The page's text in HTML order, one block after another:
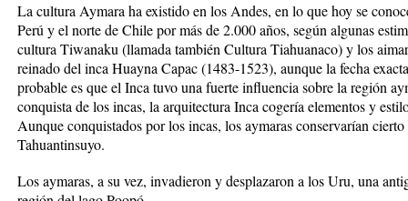
La cultura Aymara ha existido en los Andes, en lo que hoy se
Perú y el norte de Chile por más de 2.000 años, según algunas
cultura Tiwanaku (llamada también Cultura Tiahuanaco) y los
reinado del inca Huayna Capac (1483-1523), aunque la fecha
probable es que el Inca tuvo una fuerte influencia sobre la región
conquista de los incas, la arquitectura Inca cogería elementos y
Aunque conquistados por los incas, los aymaras conservarían
Tahuantinsuyo.
Los aymaras, a su vez, invadieron y desplazaron a los Uru, una